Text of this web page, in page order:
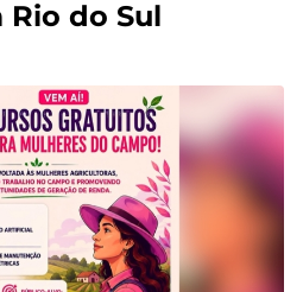
do Sul